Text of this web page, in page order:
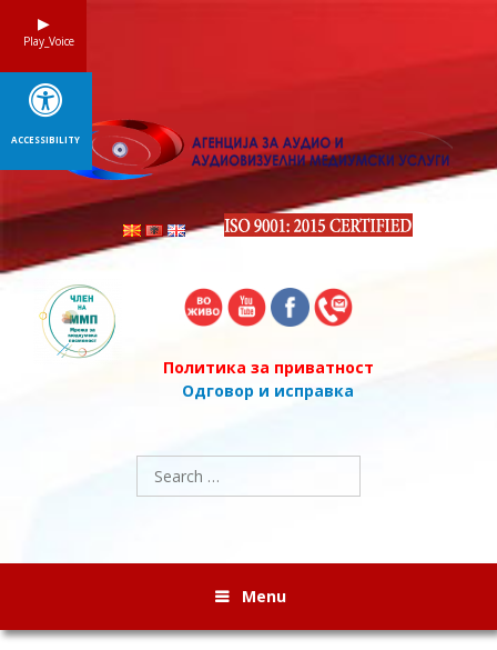
Политика за приватност
Одговор и исправка
Search
for:
Menu
Play_Voice
ACCESSIBILITY